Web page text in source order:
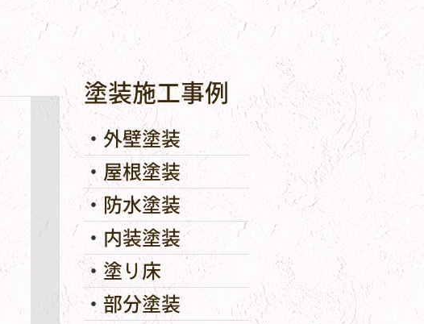
塗装施工事例
外壁塗装
屋根塗装
防水塗装
内装塗装
塗り床
部分塗装